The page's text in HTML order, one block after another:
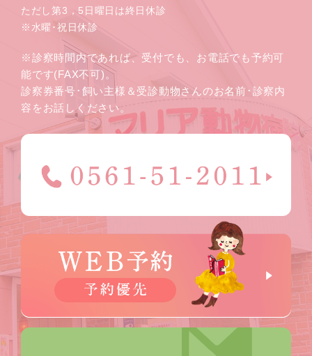
ただし第3，5日曜日は終日休診
※水曜･祝日休診
※診察時間内であれば、受付でも、お電話でも予約可
能です(FAX不可)。
診察券番号･飼い主様＆受診動物さんのお名前･診察内
容をお話しください。